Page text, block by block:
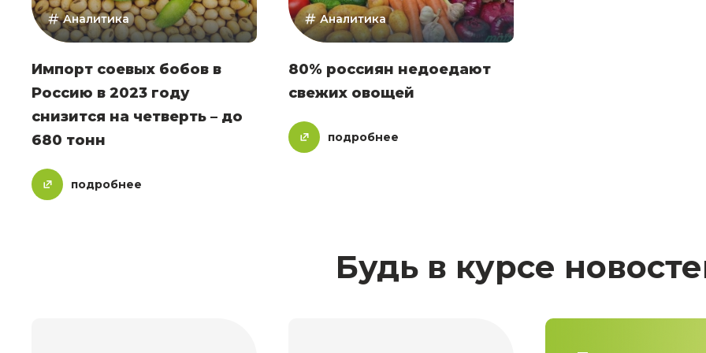
Аналитика
Импорт соевых бобов в
Россию в 2023 году
снизится на четверть – до
680 тонн
подробнее
Аналитика
80% россиян недоедают
свежих овощей
подробнее
Будь в курсе